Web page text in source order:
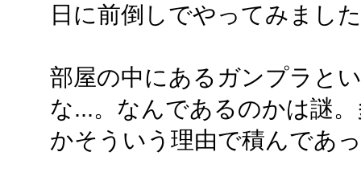
日に前倒しでやってみまし
部屋の中にあるガンプラと
な...。なんであるのかは謎
かそういう理由で積んであ